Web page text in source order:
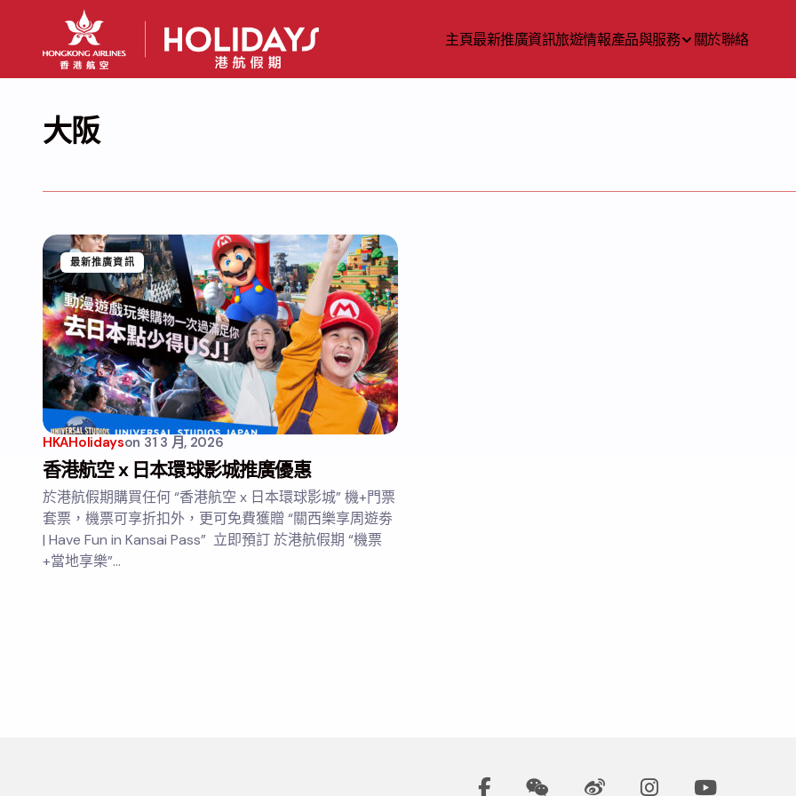
主頁最新推廣資訊旅遊情報產品與服務 關於聯絡
大阪
最新推廣資訊
HKAHolidayson 31 3 月, 2026
香港航空 x 日本環球影城推廣優惠
於港航假期購買任何 “香港航空 x 日本環球影城” 機+門票
套票，機票可享折扣外，更可免費獲贈 “關西樂享周遊劵
| Have Fun in Kansai Pass” 立即預訂 於港航假期 “機票
+當地享樂”…